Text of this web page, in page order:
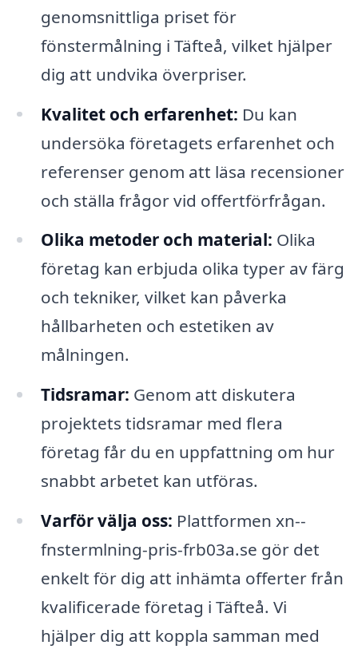
genomsnittliga priset för
fönstermålning i Täfteå, vilket hjälper
dig att undvika överpriser.
Kvalitet och erfarenhet: Du kan
undersöka företagets erfarenhet och
referenser genom att läsa recensioner
och ställa frågor vid offertförfrågan.
Olika metoder och material: Olika
företag kan erbjuda olika typer av färg
och tekniker, vilket kan påverka
hållbarheten och estetiken av
målningen.
Tidsramar: Genom att diskutera
projektets tidsramar med flera
företag får du en uppfattning om hur
snabbt arbetet kan utföras.
Varför välja oss: Plattformen xn--
fnstermlning-pris-frb03a.se gör det
enkelt för dig att inhämta offerter från
kvalificerade företag i Täfteå. Vi
hjälper dig att koppla samman med